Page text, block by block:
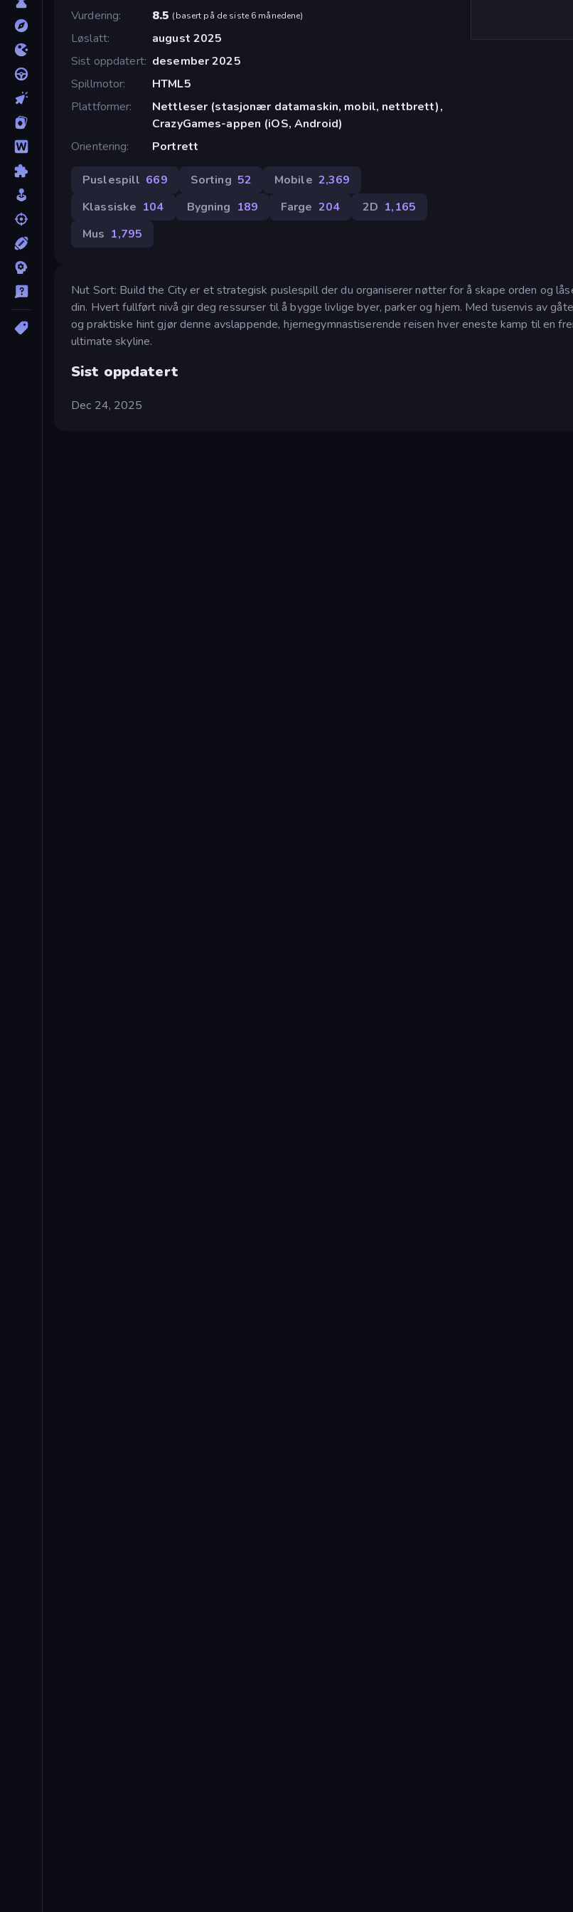
Vurdering
8.5 (basert på de siste 6 månedene)
Løslatt
august 2025
Sist oppdatert desember 2025
Spillmotor
HTML5
Plattformer
Nettleser (stasjonær datamaskin, mobil, nettbrett),
CrazyGames-appen (iOS, Android)
Orientering
Portrett
Puslespill 669 Sorting 52 Mobile 2,369
Klassiske 104 Bygning 189 Farge 204 2D 1,165
Mus 1,795
Nut Sort: Build the City er et strategisk puslespill der du organiserer nøtter for å skape orden og
din. Hvert fullført nivå gir deg ressurser til å bygge livlige byer, parker og hjem. Med tusenvis av
og praktiske hint gjør denne avslappende, hjernegymnastiserende reisen hver eneste kamp til en
ultimate skyline.
Sist oppdatert
Dec 24, 2025